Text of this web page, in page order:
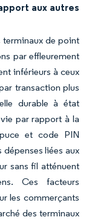
aux autres
de point
par effleurement
inférieurs à ceux
transaction plus
durable à état
par rapport à la
et code PIN
liées aux
sans fil atténuent
Ces facteurs
les commerçants
des terminaux